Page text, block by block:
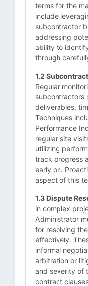
terms for the
include
subcontractor
addressing
ability to
through
1.2
Regular
subcontractors
deliverables,
Techniques
Performance
regular site
utilizing
track progress
early on.
aspect of this
1.3 Dispute
in complex
Administrator
for resolving
effectively.
informal
arbitration or
and severity of
contract